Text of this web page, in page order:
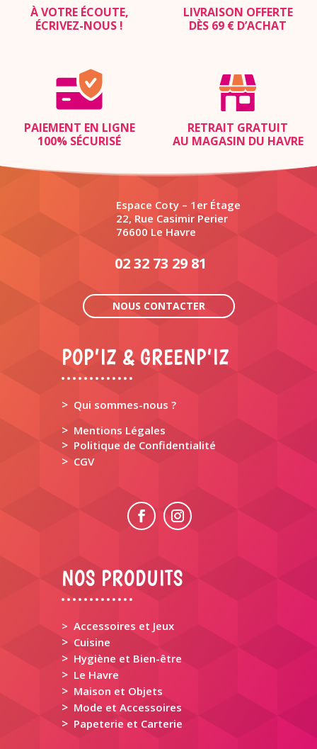
À VOTRE ÉCOUTE,
ÉCRIVEZ-NOUS !
LIVRAISON OFFERTE
DÈS 69 € D’ACHAT
PAIEMENT EN LIGNE
100% SÉCURISÉ
RETRAIT GRATUIT
AU MAGASIN DU HAVRE
Espace Coty – 1er Étage
22, Rue Casimir Perier
76600 Le Havre
02 32 73 29 81
NOUS CONTACTER
POP’IZ & GREENP’IZ
> Qui sommes-nous ?
> Mentions Légales
> Politique de Confidentialité
> CGV
NOS PRODUITS
> Accessoires et Jeux
> Cuisine
> Hygiène et Bien-être
> Le Havre
> Maison et Objets
> Mode et Accessoires
> Papeterie et Carterie